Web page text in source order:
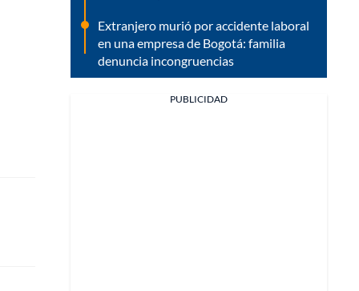
Extranjero murió por accidente laboral
en una empresa de Bogotá: familia
denuncia incongruencias
PUBLICIDAD